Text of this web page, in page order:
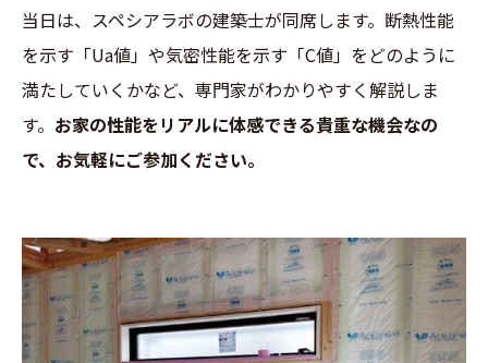
当日は、スペシアラボの建築士が同席します。断熱性能
を示す「Ua値」や気密性能を示す「C値」をどのように
満たしていくかなど、専門家がわかりやすく解説しま
す。 お家の性能をリアルに体感できる貴重な機会なの
で、お気軽にご参加ください。